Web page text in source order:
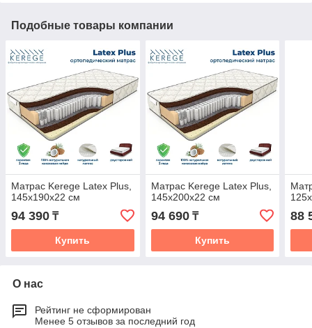
Подобные товары компании
Матрас Kerege Latex Plus,
145x190x22 см
94 390 ₸
Купить
Матрас Kerege Latex Plus,
145x200x22 см
94 690₸
Купить
88
О нас
Рейтинг не сформирован
Менее 5 отзывов за последний год